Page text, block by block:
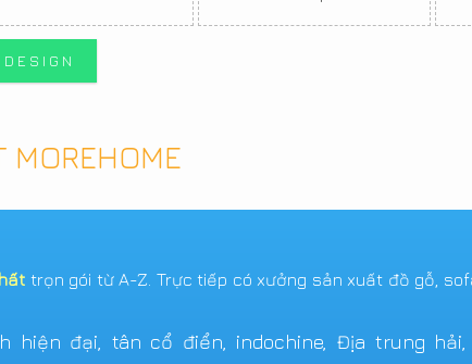
MOREHOME
trọn gói từ A-Z. Trực tiếp có xưởng sản xuất đồ gỗ,
hiện đại, tân cổ điển, indochine, Địa trung